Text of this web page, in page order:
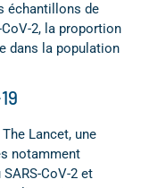
échantillons de
2, la proportion
dans la population
Lancet, une
notamment
CoV-2 et